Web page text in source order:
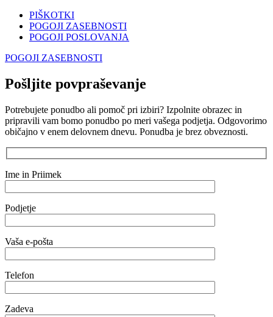
PIŠKOTKI
POGOJI ZASEBNOSTI
POGOJI POSLOVANJA
POGOJI ZASEBNOSTI
Pošljite povpraševanje
Potrebujete ponudbo ali pomoč pri izbiri? Izpolnite obrazec in
pripravili vam bomo ponudbo po meri vašega podjetja. Odgovorimo
običajno v enem delovnem dnevu. Ponudba je brez obveznosti.
Ime in Priimek
Podjetje
Vaša e-pošta
Telefon
Zadeva